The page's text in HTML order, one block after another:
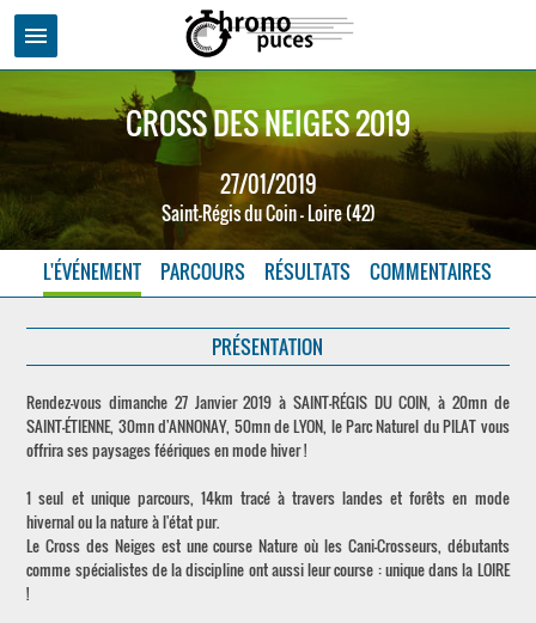
menu
CROSS DES NEIGES 2019
27/01/2019
Saint-Régis du Coin - Loire (42)
L'ÉVÉNEMENT PARCOURS RÉSULTATS COMMENTAIRES
PRÉSENTATION
Rendez-vous dimanche 27 Janvier 2019 à SAINT-RÉGIS DU COIN, à 20mn de
SAINT-ÉTIENNE, 30mn d'ANNONAY, 50mn de LYON, le Parc Naturel du PILAT vous
offrira ses paysages féériques en mode hiver !
1 seul et unique parcours, 14km tracé à travers landes et forêts en mode
hivernal ou la nature à l'état pur.
Le Cross des Neiges est une course Nature où les Cani-Crosseurs, débutants
comme spécialistes de la discipline ont aussi leur course : unique dans la LOIRE
!